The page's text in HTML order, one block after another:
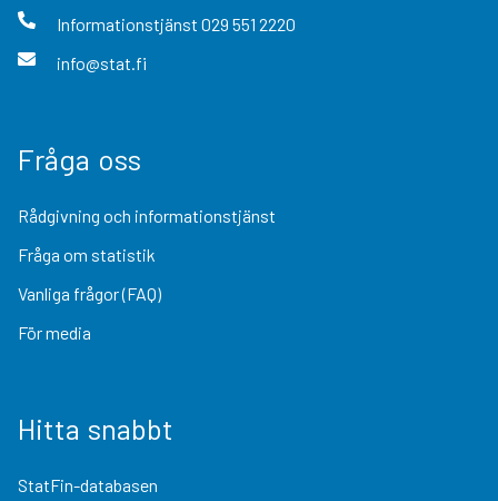
Informationstjänst 029 551 2220
info@stat.fi
Fråga oss
Rådgivning och informationstjänst
Fråga om statistik
Vanliga frågor (FAQ)
För media
Hitta snabbt
StatFin-databasen